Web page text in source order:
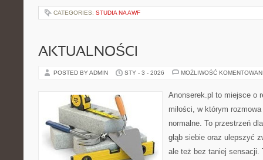
CATEGORIES: STUDIA NA AWF
AKTUALNOŚCI
POSTED BY ADMIN STY - 3 - 2026 MOŻLIWOŚĆ
Anonserek.pl to miejsce o
miłości, w którym
normalne. To przestrzeń
głąb siebie oraz ulepszyć
ale też bez taniej